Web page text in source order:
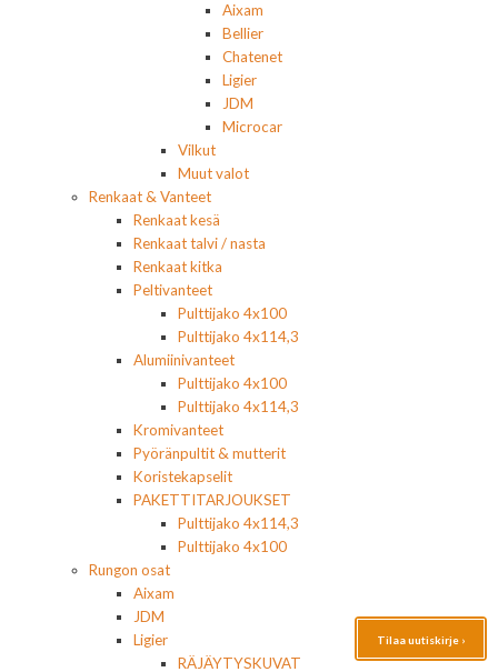
Aixam
Bellier
Chatenet
Ligier
JDM
Microcar
Vilkut
Muut valot
Renkaat & Vanteet
Renkaat kesä
Renkaat talvi / nasta
Renkaat kitka
Peltivanteet
Pulttijako 4x100
Pulttijako 4x114,3
Alumiinivanteet
Pulttijako 4x100
Pulttijako 4x114,3
Kromivanteet
Pyöränpultit & mutterit
Koristekapselit
PAKETTITARJOUKSET
Pulttijako 4x114,3
Pulttijako 4x100
Rungon osat
Aixam
JDM
Ligier
RÄJÄYTYSKUVAT
Tilaa uutiskirje ›